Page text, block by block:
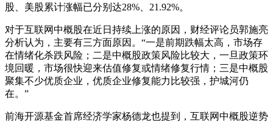
股、美股累计涨幅已分别达28%、21.92%。
对于互联网中概股在近日持续上涨的原因，财经评论员郭施亮
分析认为，主要有三方面原因。“一是前期跌幅太高，市场存
在情绪化杀跌风险；二是中概股政策风险比较大，一旦政策环
境回暖，市场很快迎来估值修复或情绪修复行情；三是中概股
聚集不少优质企业，优质企业修复能力比较强，护城河仍
在。”
前海开源基金首席经济学家杨德龙也提到，互联网中概股逆势